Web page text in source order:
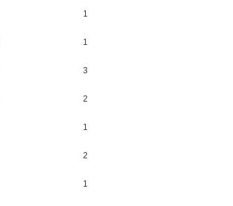
1
1
3
2
1
2
1